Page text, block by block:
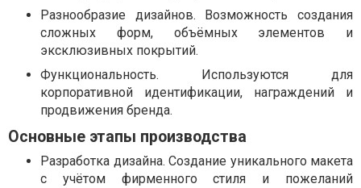
Разнообразие дизайнов. Возможность создания
сложных форм, объёмных элементов и
эксклюзивных покрытий.
Функциональность. Используются для
корпоративной идентификации, награждений и
продвижения бренда.
Основные этапы производства
Разработка дизайна. Создание уникального макета
с учётом фирменного стиля и пожеланий